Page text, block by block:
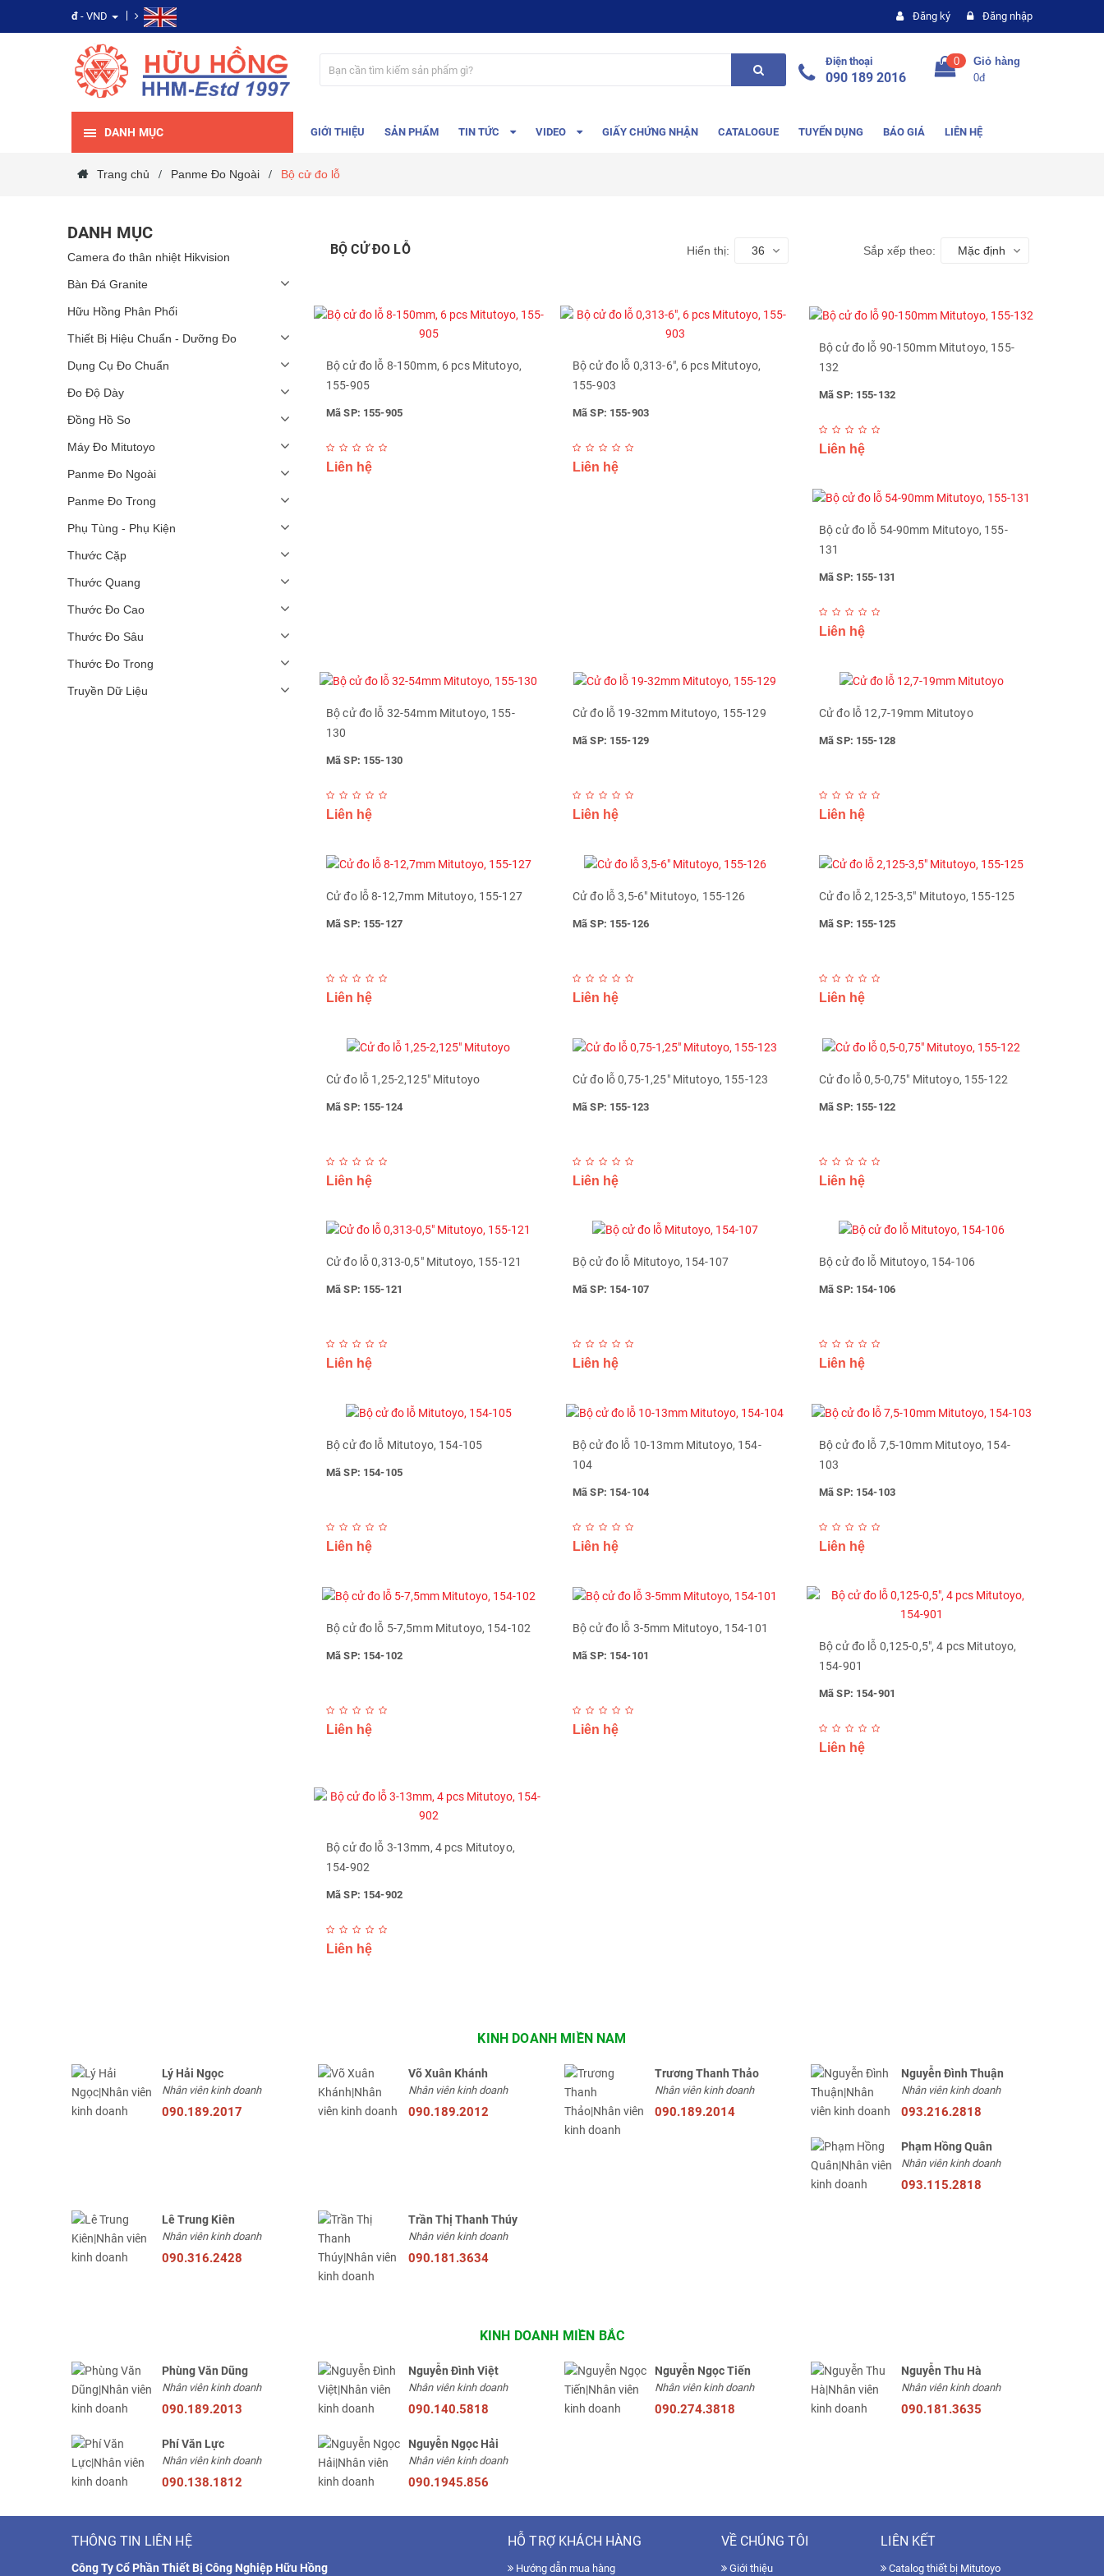
đ - VND Đăng ký Đăng nhập
Điện thoại
090 189 2016
0
Giỏ hàng
0đ
DANH MỤC GIỚI THIỆU SẢN PHẨM TIN TỨC VIDEO GIẤY CHỨNG NHẬN CATALOGUE TUYỂN DỤNG BÁO GIÁ LIÊN HỆ
Trang chủ / Panme Đo Ngoài / Bộ cử đo lỗ
BỘ CỬ ĐO LỖ Sắp xếp theo: Mặc định
Hiển thị: 36
Bộ cử đo lỗ 8-150mm, 6 pcs Mitutoyo,
155-905
Mã SP: 155-905
Liên hệ
Bộ cử đo lỗ 0,313-6", 6 pcs Mitutoyo,
155-903
Mã SP: 155-903
Liên hệ
Bộ cử đo lỗ 90-150mm Mitutoyo, 155-
132
Mã SP: 155-132
Liên hệ
Bộ cử đo lỗ 54-90mm Mitutoyo, 155-
131
Mã SP: 155-131
Liên hệ
Bộ cử đo lỗ 32-54mm Mitutoyo, 155-
130
Mã SP: 155-130
Liên hệ
Cử đo lỗ 19-32mm Mitutoyo, 155-129
Mã SP: 155-129
Liên hệ
Cử đo lỗ 12,7-19mm Mitutoyo
Mã SP: 155-128
Liên hệ
Cử đo lỗ 8-12,7mm Mitutoyo, 155-127
Mã SP: 155-127
Liên hệ
Cử đo lỗ 3,5-6" Mitutoyo, 155-126
Mã SP: 155-126
Liên hệ
Cử đo lỗ 2,125-3,5" Mitutoyo, 155-125
Mã SP: 155-125
Liên hệ
Cử đo lỗ 1,25-2,125" Mitutoyo
Mã SP: 155-124
Liên hệ
Cử đo lỗ 0,75-1,25" Mitutoyo, 155-123
Mã SP: 155-123
Liên hệ
Cử đo lỗ 0,5-0,75" Mitutoyo, 155-122
Mã SP: 155-122
Liên hệ
Cử đo lỗ 0,313-0,5" Mitutoyo, 155-121
Mã SP: 155-121
Liên hệ
Bộ cử đo lỗ Mitutoyo, 154-107
Mã SP: 154-107
Liên hệ
Bộ cử đo lỗ Mitutoyo, 154-106
Mã SP: 154-106
Liên hệ
Bộ cử đo lỗ Mitutoyo, 154-105
Mã SP: 154-105
Liên hệ
Bộ cử đo lỗ 10-13mm Mitutoyo, 154-
104
Mã SP: 154-104
Liên hệ
Bộ cử đo lỗ 7,5-10mm Mitutoyo, 154-
103
Mã SP: 154-103
Liên hệ
Bộ cử đo lỗ 5-7,5mm Mitutoyo, 154-102
Mã SP: 154-102
Liên hệ
Bộ cử đo lỗ 3-5mm Mitutoyo, 154-101
Mã SP: 154-101
Liên hệ
Bộ cử đo lỗ 0,125-0,5", 4 pcs Mitutoyo,
154-901
Mã SP: 154-901
Liên hệ
Bộ cử đo lỗ 3-13mm, 4 pcs Mitutoyo,
154-902
Mã SP: 154-902
Liên hệ
DANH MỤC
Camera đo thân nhiệt Hikvision
Bàn Đá Granite
Hữu Hồng Phân Phối
Thiết Bị Hiệu Chuẩn - Dưỡng Đo
Dụng Cụ Đo Chuẩn
Đo Độ Dày
Đồng Hồ So
Máy Đo Mitutoyo
Panme Đo Ngoài
Panme Đo Trong
Phụ Tùng - Phụ Kiện
Thước Cặp
Thước Quang
Thước Đo Cao
Thước Đo Sâu
Thước Đo Trong
Truyền Dữ Liệu
KINH DOANH MIỀN NAM
Lý Hải Ngọc
Nhân viên kinh doanh
090.189.2017
Võ Xuân Khánh
Nhân viên kinh doanh
090.189.2012
Trương Thanh Thảo
Nhân viên kinh doanh
090.189.2014
Nguyễn Đình Thuận
Nhân viên kinh doanh
093.216.2818
Phạm Hồng Quân
Nhân viên kinh doanh
093.115.2818
Lê Trung Kiên
Nhân viên kinh doanh
090.316.2428
Trần Thị Thanh Thúy
Nhân viên kinh doanh
090.181.3634
KINH DOANH MIỀN BẮC
Phùng Văn Dũng
Nhân viên kinh doanh
090.189.2013
Nguyễn Đình Việt
Nhân viên kinh doanh
090.140.5818
Nguyễn Ngọc Tiến
Nhân viên kinh doanh
090.274.3818
Nguyễn Thu Hà
Nhân viên kinh doanh
090.181.3635
Phí Văn Lực
Nhân viên kinh doanh
090.138.1812
Nguyễn Ngọc Hải
Nhân viên kinh doanh
090.1945.856
THÔNG TIN LIÊN HỆ
Công Ty Cổ Phần Thiết Bị Công Nghiệp Hữu Hồng
HỖ TRỢ KHÁCH HÀNG
Hướng dẫn mua hàng
VỀ CHÚNG TÔI
Giới thiệu
LIÊN KẾT
Catalog thiết bị Mitutoyo